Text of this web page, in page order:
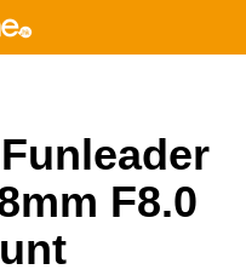
Funleader
F8.0